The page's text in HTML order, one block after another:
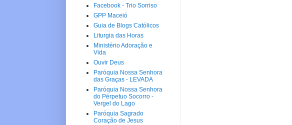
Facebook - Trio Sorriso
GPP Maceió
Guia de Blogs Católicos
Liturgia das Horas
Ministério Adoração e
Vida
Ouvir Deus
Paróquia Nossa Senhora
das Graças - LEVADA
Paróquia Nossa Senhora
do Pérpetuo Socorro -
Vergel do Lago
Paróquia Sagrado
Coração de Jesus